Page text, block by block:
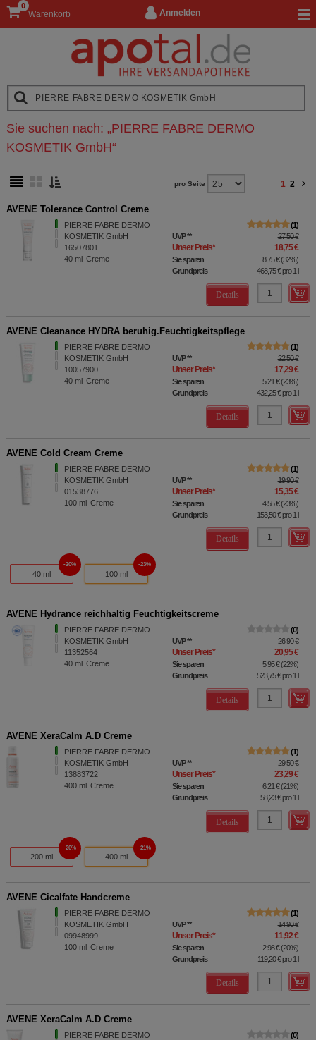
Anmelden
Warenkorb
0
Sie suchen nach: „PIERRE FABRE DERMO
KOSMETIK GmbH“
pro Seite 1 2
AVENE Tolerance Control Creme
PIERRE FABRE DERMO
KOSMETIK GmbH
16507801
40 ml Creme
1
UVP** 27,50 €
Unser Preis* 18,75 €
Sie sparen 8,75 €(32%)
Grundpreis
468,75 €pro 1 l
Details
AVENE Cleanance HYDRA beruhig.Feuchtigkeitspflege
PIERRE FABRE DERMO
KOSMETIK GmbH
10057900
40 ml Creme
1
UVP** 22,50 €
Unser Preis* 17,29 €
Sie sparen 5,21 €(23%)
Grundpreis
432,25 €pro 1 l
Details
AVENE Cold Cream Creme
PIERRE FABRE DERMO
KOSMETIK GmbH
01538776
100 ml Creme
1
UVP** 19,90 €
Unser Preis* 15,35 €
Sie sparen 4,55 €(23%)
Grundpreis
153,50 €pro 1 l
Details
40 ml
20%
100 ml
23%
AVENE Hydrance reichhaltig Feuchtigkeitscreme
PIERRE FABRE DERMO
KOSMETIK GmbH
11352564
40 ml Creme
0
UVP** 26,90 €
Unser Preis* 20,95 €
Sie sparen 5,95 €(22%)
Grundpreis
523,75 €pro 1 l
Details
AVENE XeraCalm A.D Creme
PIERRE FABRE DERMO
KOSMETIK GmbH
13883722
400 ml Creme
1
UVP** 29,50 €
Unser Preis* 23,29 €
Sie sparen 6,21 €(21%)
Grundpreis
58,23 €pro 1 l
Details
200 ml
20%
400 ml
21%
AVENE Cicalfate Handcreme
PIERRE FABRE DERMO
KOSMETIK GmbH
09948999
100 ml Creme
1
UVP** 14,90 €
Unser Preis* 11,92 €
Sie sparen 2,98 €(20%)
Grundpreis
119,20 €pro 1 l
Details
AVENE XeraCalm A.D Creme
PIERRE FABRE DERMO
0